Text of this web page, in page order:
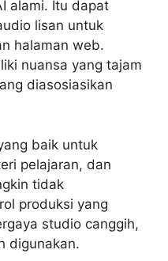
alami. Itu dapat
lisan untuk
halaman web.
nuansa yang tajam
diasosiasikan
baik untuk
pelajaran, dan
tidak
produksi yang
studio canggih,
digunakan.